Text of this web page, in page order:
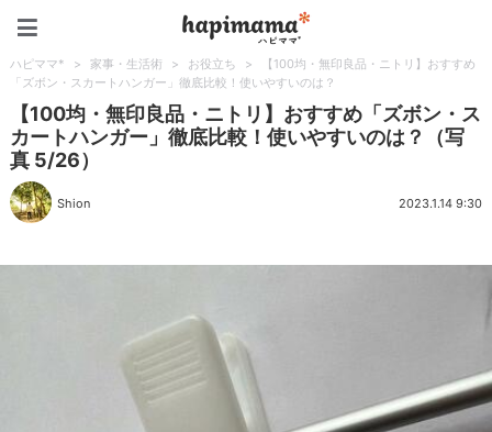
ハピママ* > 家事・生活術 > お役立ち >
【100均・無印良品・ニトリ】おすすめ
「ズボン・スカートハンガー」徹底比較！使いやすいのは？
【100均・無印良品・ニトリ】おすすめ「ズボン・ス
カートハンガー」徹底比較！使いやすいのは？（写
真 5/26）
Shion 2023.1.14 9:30